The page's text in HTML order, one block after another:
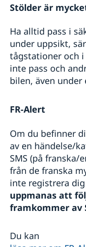
Stölder är
Ha alltid pass i
under uppsikt,
tågstationer och
inte pass och
bilen, även
FR-Alert
Om du befinner
av en händelse/
SMS (på
från de franska
inte registrera
uppmanas att
framkommer av
Du kan